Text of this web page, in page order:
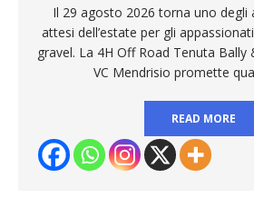
Il 29 agosto 2026 torna uno degli
attesi dell’estate per gli
gravel. La 4H Off Road Tenuta Bally
VC Mendrisio promette
READ MORE